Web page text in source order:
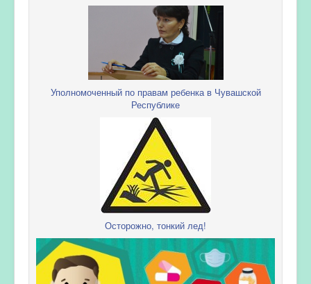
Уполномоченный по правам ребенка в Чувашской
Республике
Осторожно, тонкий лед!